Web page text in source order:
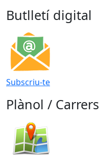
Butlletí digital
Subscriu-te
Plànol / Carrers